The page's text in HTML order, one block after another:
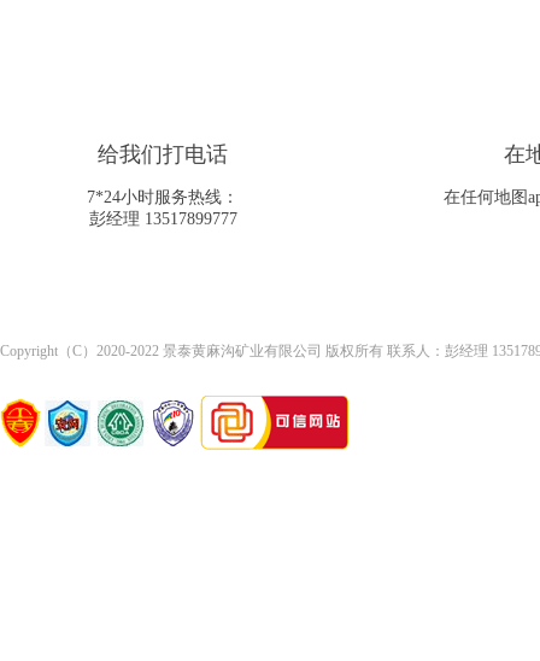
给我们打电话
7*24小时服务热线：
彭经理 13517899777
在
在任何地图
Copyright（C）2020-2022 景泰黄麻沟矿业有限公司 版权所有 联系人：彭经理